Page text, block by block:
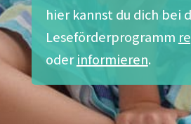
hier kannst du dich bei
Leseförderprogramm
oderinformieren.